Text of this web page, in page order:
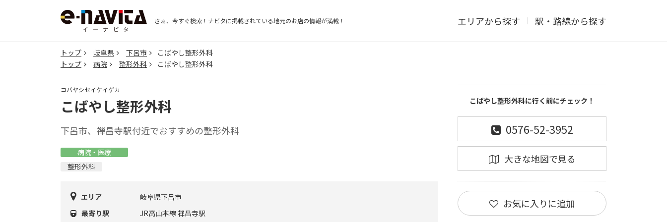
さぁ、今すぐ検索！ ナビタに掲載されている地元のお店の情報が満載！ エリアから探す 駅・路線から探す
トップ 岐阜県 下呂市
こばやし整形外科
トップ
病院 整形外科 こばやし整形外科
コバヤシセイケイゲカ
こばやし整形外科
下呂市、禅昌寺駅付近でおすすめの整形外科
病院・医療
整形外科
エリア
岐阜県下呂市
最寄り駅
JR高山本線 禅昌寺駅
こばやし整形外科に行く前にチェック！
0576-52-3952
大きな地図で見る
お気に入りに追加